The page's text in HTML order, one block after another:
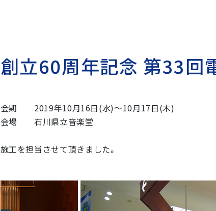
創立60周年記念 第33回
会期 2019年10月16日(水)〜10月17日(木)
会場 石川県立音楽堂
施工を担当させて頂きました。